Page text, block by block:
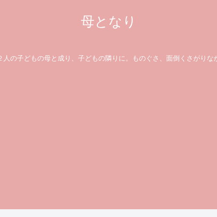
母となり
子どもの母と成り、子どもの隣りに。ものぐさ、面倒くさがりな